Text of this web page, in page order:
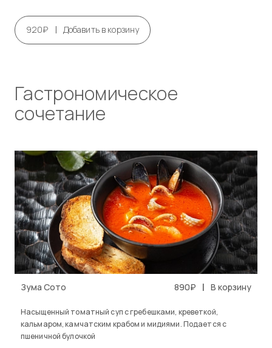
920₽ | Добавить в корзину
Гастрономическое
сочетание
Зума Сото 890₽ | В корзину
Насыщенный томатный суп с гребешками, креветкой,
кальмаром, камчатским крабом и мидиями. Подается с
пшеничной булочкой